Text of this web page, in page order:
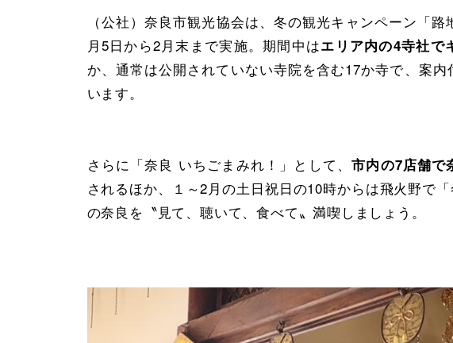
（公社）奈良市観光協会は、冬の観光キャンペーン「
月5日から2月末まで実施。期間中はエリア内の4寺社で
か、通常は公開されていない寺院を含む17か寺で、案
います。
さらに「奈良 いちごまみれ！」として、市内の7店舗で
されるほか、１～2月の土日祝日の10時からは飛火野で
の奈良を〝見て、聴いて、食べて〟満喫しましょう。